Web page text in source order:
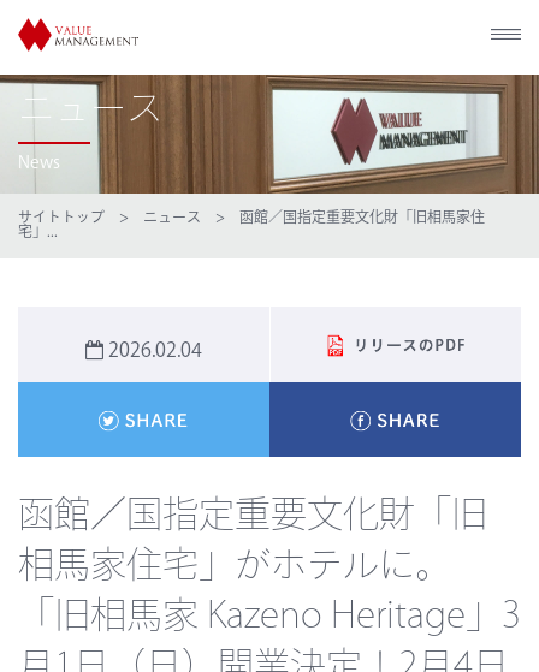
ニュース
News
サイトトップ > ニュース > 函館／国指定重要文化財「旧相馬家住
宅」...
2026.02.04
函館／国指定重要文化財「旧
相馬家住宅」がホテルに。
「旧相馬家 Kazeno Heritage」3